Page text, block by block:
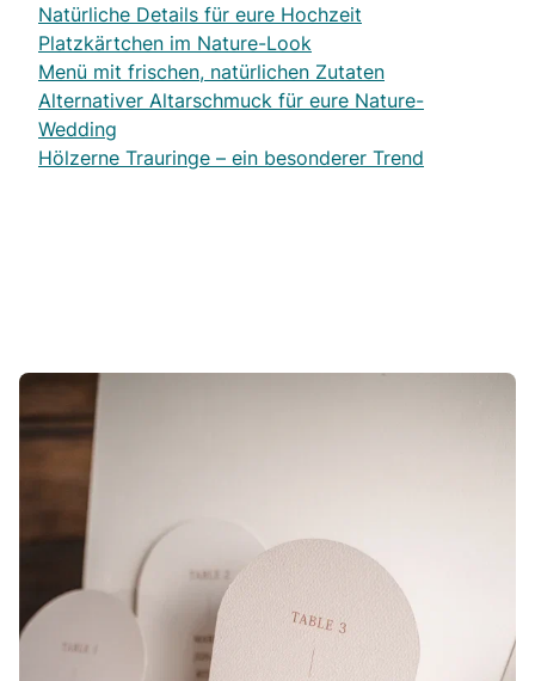
Natürliche Details für eure Hochzeit
Platzkärtchen im Nature-Look
Menü mit frischen, natürlichen Zutaten
Alternativer Altarschmuck für eure Nature-
Wedding
Hölzerne Trauringe – ein besonderer Trend